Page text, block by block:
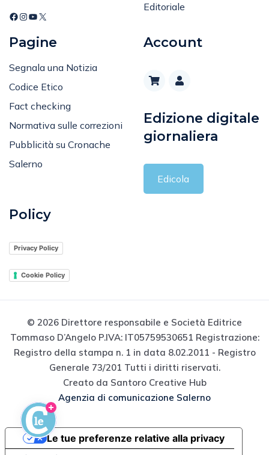
Editoriale
Pagine
Segnala una Notizia
Codice Etico
Fact checking
Normativa sulle correzioni
Pubblicità su Cronache
Salerno
Account
Edizione digitale
giornaliera
Edicola
Policy
Privacy Policy
Cookie Policy
© 2026 Direttore responsabile e Società Editrice
Tommaso D’Angelo P.IVA: IT05759530651 Registrazione:
Registro della stampa n. 1 in data 8.02.2011 - Registro
Generale 73/201 Tutti i diritti riservati.
Creato da Santoro Creative Hub
Agenzia di comunicazione Salerno
Le tue preferenze relative alla privacy